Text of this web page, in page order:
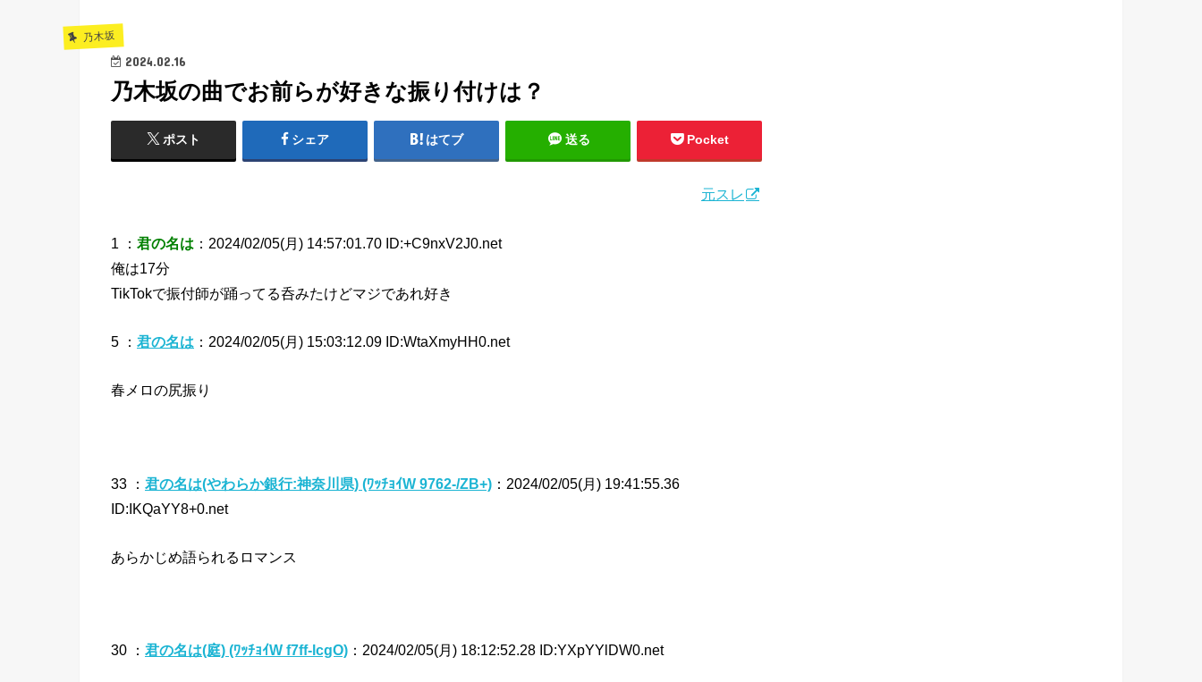
乃木坂
2024.02.16
乃木坂の曲でお前らが好きな振り付けは？
ポスト シェア はてブ 送る Pocket
元スレ
1 ： 君の名は ：2024/02/05(月) 14:57:01.70 ID:+C9nxV2J0.net
俺は17分
TikTokで振付師が踊ってる呑みたけどマジであれ好き
5 ： 君の名は ：2024/02/05(月) 15:03:12.09 ID:WtaXmyHH0.net
春メロの尻振り
33 ： 君の名は(やわらか銀行:神奈川県) (ﾜｯﾁｮｲW 9762-/ZB+) ：2024/02/05(月) 19:41:55.36
ID:IKQaYY8+0.net
あらかじめ語られるロマンス
30 ： 君の名は(庭) (ﾜｯﾁｮｲW f7ff-lcgO) ：2024/02/05(月) 18:12:52.28 ID:YXpYYlDW0.net